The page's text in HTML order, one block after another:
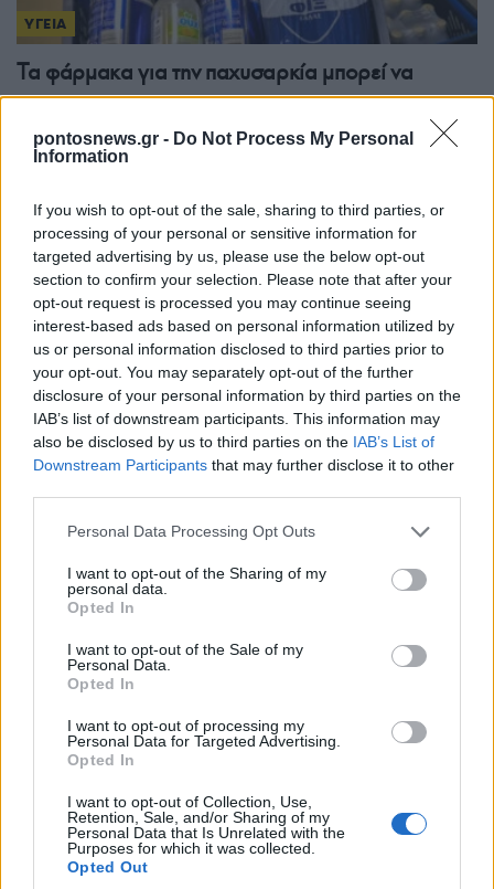
pontosnews.gr - Do Not Process My Personal
Information
If you wish to opt-out of the sale, sharing to third parties, or
processing of your personal or sensitive information for
targeted advertising by us, please use the below opt-out
section to confirm your selection. Please note that after your
opt-out request is processed you may continue seeing
interest-based ads based on personal information utilized by
us or personal information disclosed to third parties prior to
your opt-out. You may separately opt-out of the further
disclosure of your personal information by third parties on the
IAB’s list of downstream participants. This information may
also be disclosed by us to third parties on the IAB’s List of
Downstream Participants that may further disclose it to other
Please note that this website/app uses one or more Google
not limited to your visit or usage behaviour. You may click to
grant or deny consent to Google and its third-party tags to
use your data for below specified purposes in below Google
consent section.
Personal Data Processing Opt Outs
I want to opt-out of the Sharing of my
personal data.
Opted In
I want to opt-out of the Sale of my
Personal Data.
Opted In
I want to opt-out of processing my
Personal Data for Targeted Advertising.
Opted In
I want to opt-out of Collection, Use,
Retention, Sale, and/or Sharing of my
Personal Data that Is Unrelated with the
Purposes for which it was collected.
Opted Out
ΥΓΕΙΑ
Τα φάρμακα για την παχυσαρκία μπορεί να
«κόβουν» και την επιθυμία για αλκοόλ
19/07/2026 - 7:00μμ
ΥΓΕΙΑ
Έμπολα: Η επιδημία καλπάζει στο Κονγκό – 796
νεκροί μέσα σε δύο μήνες
16/07/2026 - 8:27μμ
Παχυσαρκία: Γιατί οι ειδικοί λένε ότι η θεραπεία